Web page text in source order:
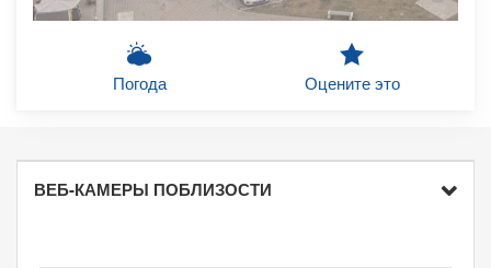
Погода Оцените это
ВЕБ-КАМЕРЫ ПОБЛИЗОСТИ